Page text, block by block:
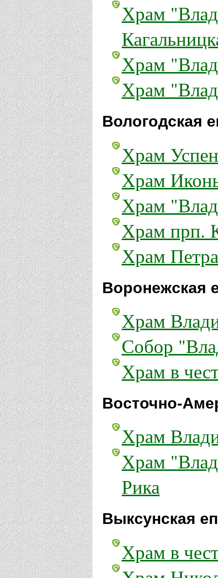
Храм
Храм
Храм
Вологодская
Храм
Храм
Храм
Храм прп.
Храм
Воронежская
Храм
Собор
Храм в
Восточно-
Храм
Храм
Рика
Выксунская
Храм в